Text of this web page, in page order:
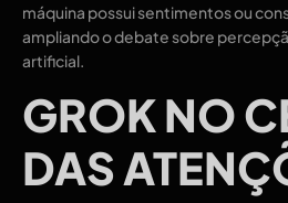
máquina possui sentimentos ou
ampliando o debate sobre
artificial.
GROK NO
DAS